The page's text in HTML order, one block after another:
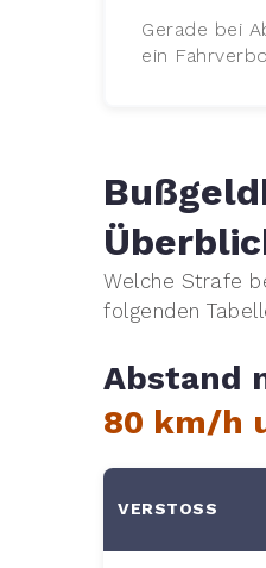
Gerade bei
ein
Welche Strafe
folgenden
Abstand
80 km/h
VERSTOSS